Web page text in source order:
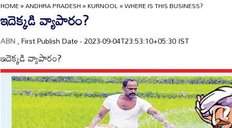
HOME»ANDHRA PRADESH»KURNOOL»WHERE IS THIS BUSINESS?
ఇదెక్కడి వ్యాపారం?
ABN, First Publish Date - 2023-09-04T23:53:10+05:30 IST
ఇదెక్కడి వ్యాపారం?